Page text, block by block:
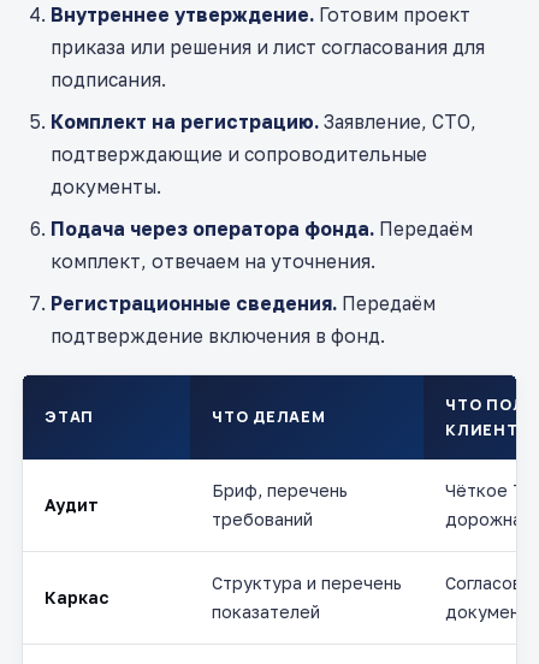
Внутреннее утверждение. Готовим проект
приказа или решения и лист согласования для
подписания.
Комплект на регистрацию. Заявление, СТО,
подтверждающие и сопроводительные
документы.
Подача через оператора фонда. Передаём
комплект, отвечаем на уточнения.
Регистрационные сведения. Передаём
подтверждение включения в фонд.
ЭТАП ЧТО ДЕЛАЕМ
ЧТО
КЛИЕНТ
Аудит
Бриф, перечень
требований
Чёткое ТЗ
дорожная
Каркас
Структура и перечень
показателей
документа